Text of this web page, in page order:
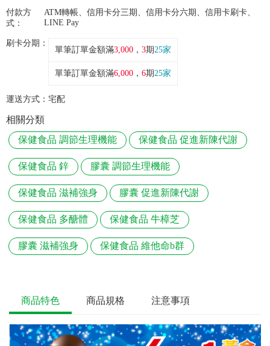
付款方
式：
ATM轉帳、信用卡分三期、信用卡分六期、信用卡刷卡、
LINE Pay
刷卡分期：
單筆訂單金額滿3,000 ， 3期25家
單筆訂單金額滿6,000 ， 6期25家
運送方式： 宅配
相關分類
保健食品 調節生理機能
保健食品 促進新陳代謝
保健食品 鋅 膠囊 調節生理機能
保健食品 滋補強身 膠囊 促進新陳代謝
保健食品 多醣體 保健食品 牛樟芝
膠囊 滋補強身 保健食品 維他命b群
商品特色 商品規格 注意事項